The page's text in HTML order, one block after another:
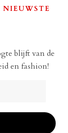
blijft van de
en fashion!